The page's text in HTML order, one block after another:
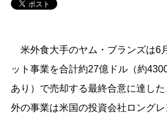
米外食大手のヤム・ブランズは6
ット事業を合計約27億ドル（約
あり）で売却する最終合意に達し
外の事業は米国の投資会社ロング